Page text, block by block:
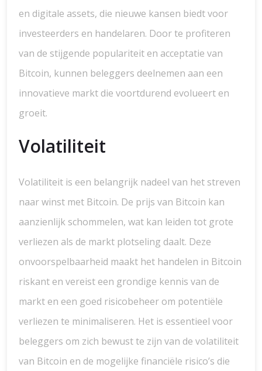
en digitale assets, die nieuwe kansen biedt voor
investeerders en handelaren. Door te profiteren
van de stijgende populariteit en acceptatie van
Bitcoin, kunnen beleggers deelnemen aan een
innovatieve markt die voortdurend evolueert en
groeit.
Volatiliteit
Volatiliteit is een belangrijk nadeel van het streven
naar winst met Bitcoin. De prijs van Bitcoin kan
aanzienlijk schommelen, wat kan leiden tot grote
verliezen als de markt plotseling daalt. Deze
onvoorspelbaarheid maakt het handelen in Bitcoin
riskant en vereist een grondige kennis van de
markt en een goed risicobeheer om potentiële
verliezen te minimaliseren. Het is essentieel voor
beleggers om zich bewust te zijn van de volatiliteit
van Bitcoin en de mogelijke financiële risico’s die